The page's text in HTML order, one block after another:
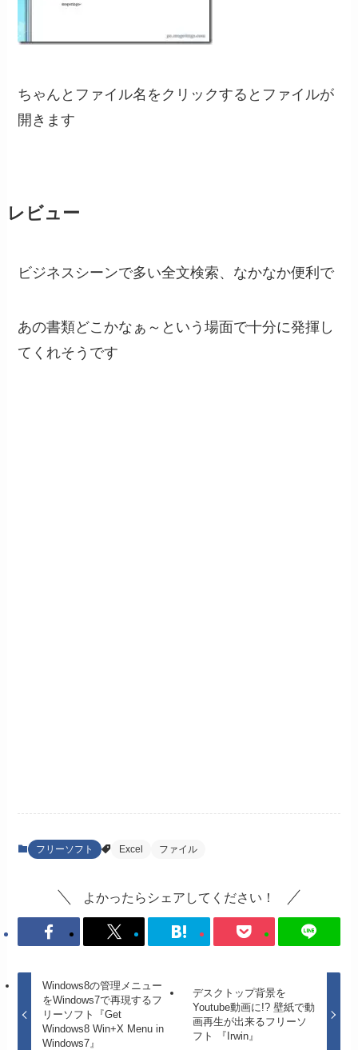
ちゃんとファイル名をクリックするとファイルが
開きます
レビュー
ビジネスシーンで多い全文検索、なかなか便利で
あの書類どこかなぁ～という場面で十分に発揮し
てくれそうです
フリーソフト Excel ファイル
よかったらシェアしてください！
Windows8の管理メニュー
をWindows7で再現するフ
リーソフト『Get
Windows8 Win+X Menu in
Windows7』
デスクトップ背景を
Youtube動画に!? 壁紙で動
画再生が出来るフリーソ
フト 『Irwin』